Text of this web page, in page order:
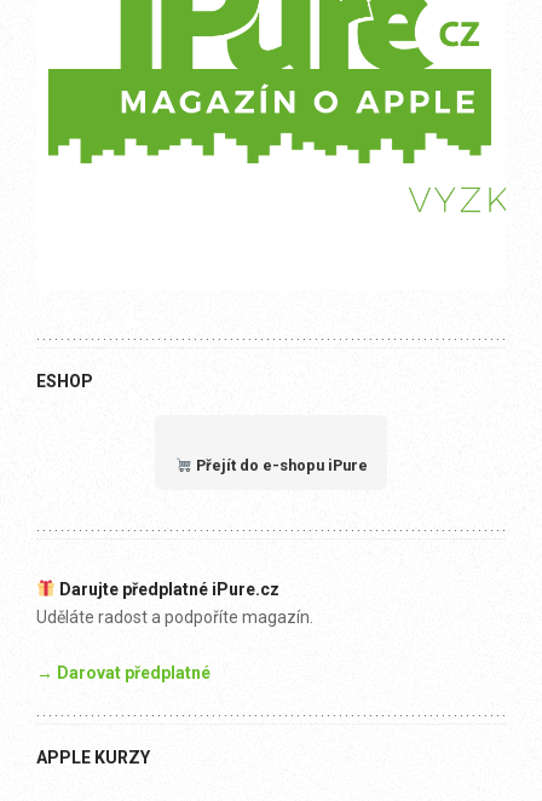
ESHOP
Přejít do e-shopu iPure
Darujte předplatné iPure.cz
Uděláte radost a podpoříte magazín.
→ Darovat předplatné
APPLE KURZY